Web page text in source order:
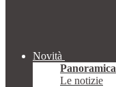
Novità
Panoramica
Le notizie